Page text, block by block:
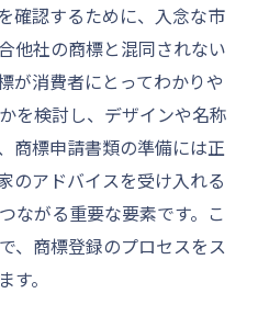
確認するために、入念な市
他社の商標と混同されない
が消費者にとってわかりや
を検討し、デザインや名称
商標申請書類の準備には正
のアドバイスを受け入れる
ながる重要な要素です。こ
、商標登録のプロセスをス
。